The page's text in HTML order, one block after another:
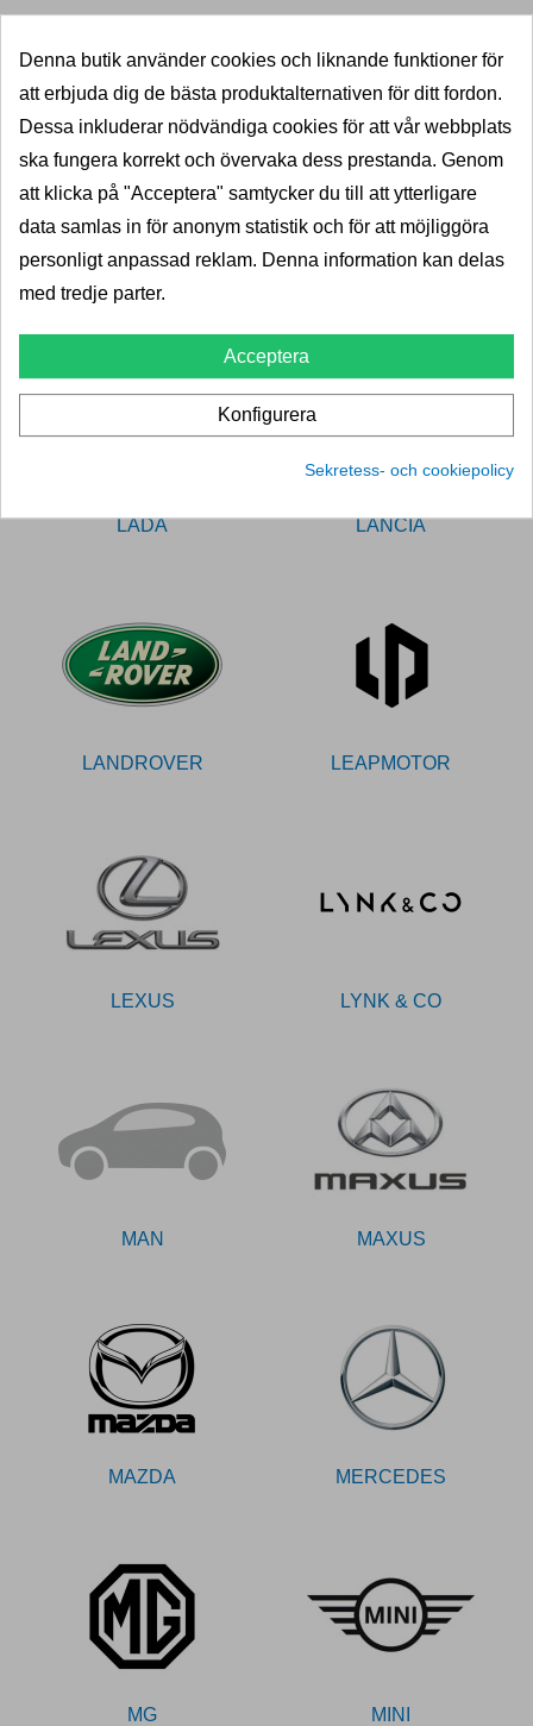
IVECO JAGUAR
JEEP
LADA LANCIA
LANDROVER LEAPMOTOR
LEXUS LYNK & CO
MAN MAXUS
MAZDA MERCEDES
MG MINI
Denna butik använder cookies och liknande funktioner för
att erbjuda dig de bästa produktalternativen för ditt fordon.
Dessa inkluderar nödvändiga cookies för att vår webbplats
ska fungera korrekt och övervaka dess prestanda. Genom
att klicka på "Acceptera" samtycker du till att ytterligare
data samlas in för anonym statistik och för att möjliggöra
personligt anpassad reklam. Denna information kan delas
med tredje parter.
Acceptera
Konfigurera
Sekretess- och cookiepolicy